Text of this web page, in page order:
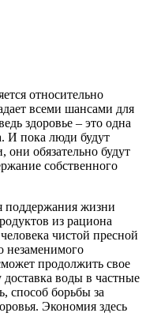
относительно
всеми шансами для
здоровье – это одна
И пока люди будут
они обязательно будут
собственного
поддержания жизни
из рациона
чистой пресной
незаменимого
продолжить свое
воды в частные
способ борьбы за
Экономия здесь